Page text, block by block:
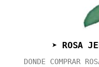
➤ ROSA
DONDE COMPRAR